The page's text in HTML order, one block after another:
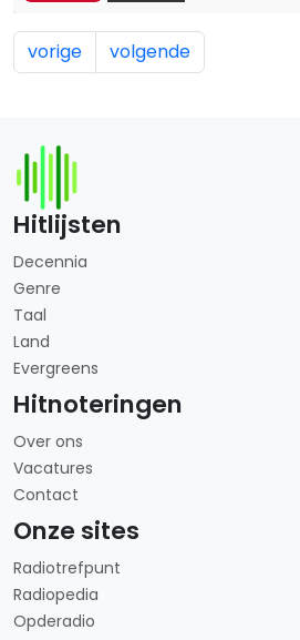
vorige volgende
Hitlijsten
Decennia
Genre
Taal
Land
Evergreens
Hitnoteringen
Over ons
Vacatures
Contact
Onze sites
Radiotrefpunt
Radiopedia
Opderadio